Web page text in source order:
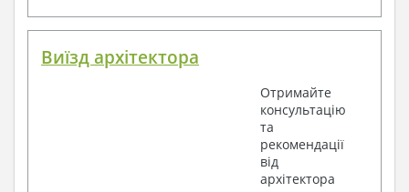
Виїзд архітектора
Отримайте
консультацію
та
рекомендації
від
архітектора